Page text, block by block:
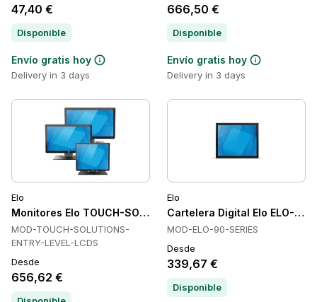
47,40 €
Disponible
Envío gratis hoy
Delivery in 3 days
666,50 €
Disponible
Envío gratis hoy
Delivery in 3 days
Elo
Monitores Elo TOUCH-SOLUTIONS-ENTRY-LEVEL-LCDS
MOD-TOUCH-SOLUTIONS-
ENTRY-LEVEL-LCDS
Desde
656,62 €
Elo
Cartelera Digital Elo ELO-90-
MOD-ELO-90-SERIES
Desde
339,67 €
Disponible